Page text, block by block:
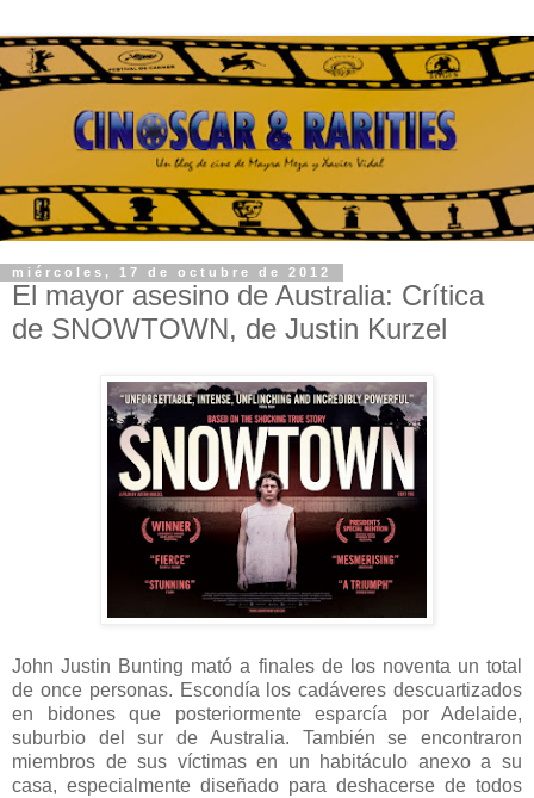
miércoles, 17 de octubre de 2012
El mayor asesino de Australia: Crítica
de SNOWTOWN, de Justin Kurzel
John Justin Bunting mató a finales de los noventa un total
de once personas. Escondía los cadáveres descuartizados
en bidones que posteriormente esparcía por Adelaide,
suburbio del sur de Australia. También se encontraron
miembros de sus víctimas en un habitáculo anexo a su
casa, especialmente diseñado para deshacerse de todos